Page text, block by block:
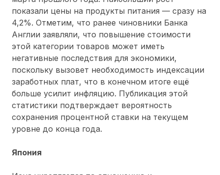
показали цены на продукты питания — сразу на
4,2%. Отметим, что ранее чиновники Банка
Англии заявляли, что повышение стоимости
этой категории товаров может иметь
негативные последствия для экономики,
поскольку вызовет необходимость индексации
заработных плат, что в конечном итоге ещё
больше усилит инфляцию. Публикация этой
статистики подтверждает вероятность
сохранения процентной ставки на текущем
уровне до конца года.
Япония